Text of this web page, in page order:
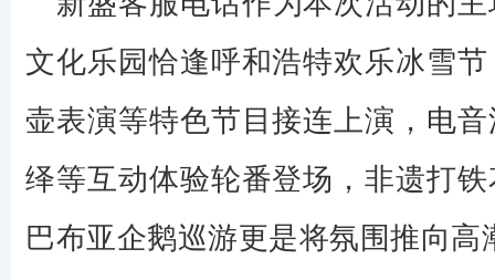
文化乐园恰逢呼和浩特欢乐冰雪
壶表演等特色节目接连上演，电
绎等互动体验轮番登场，非遗打
巴布亚企鹅巡游更是将氛围推向高